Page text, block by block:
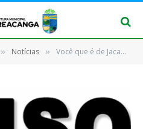
» Notícias » Você que é de Jacareacanga, e está com seus estudos parado, não perca essa oportunidade de concluir seus estudos, venha fazer sua matricula, ainda temos vagas!